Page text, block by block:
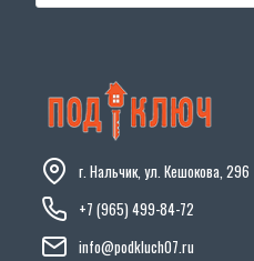
г. Нальчик, ул. Кешокова, 296
+7 (965) 499-84-72
info@podkluch07.ru